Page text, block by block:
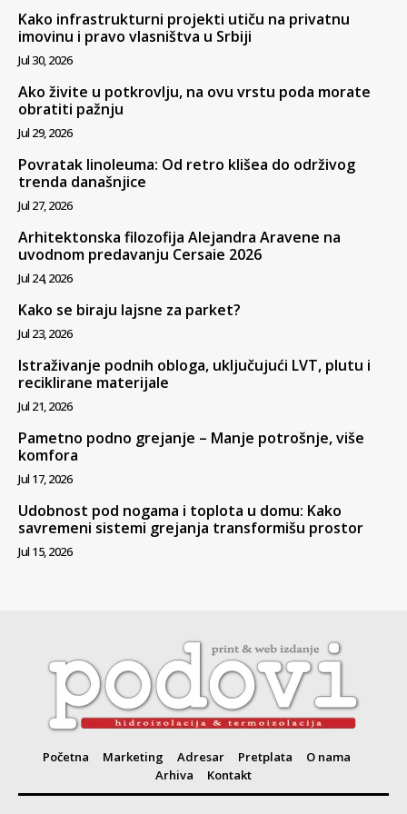
Kako infrastrukturni projekti utiču na privatnu
imovinu i pravo vlasništva u Srbiji
Jul 30, 2026
Ako živite u potkrovlju, na ovu vrstu poda morate
obratiti pažnju
Jul 29, 2026
Povratak linoleuma: Od retro klišea do održivog
trenda današnjice
Jul 27, 2026
Arhitektonska filozofija Alejandra Aravene na
uvodnom predavanju Cersaie 2026
Jul 24, 2026
Kako se biraju lajsne za parket?
Jul 23, 2026
Istraživanje podnih obloga, uključujući LVT, plutu i
reciklirane materijale
Jul 21, 2026
Pametno podno grejanje – Manje potrošnje, više
komfora
Jul 17, 2026
Udobnost pod nogama i toplota u domu: Kako
savremeni sistemi grejanja transformišu prostor
Jul 15, 2026
Početna Marketing Adresar Pretplata
O nama
Arhiva
Kontakt